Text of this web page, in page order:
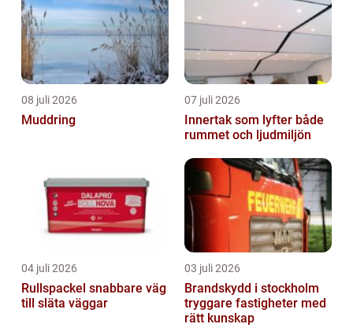
08 juli 2026
Muddring
07 juli 2026
Innertak som lyfter både
rummet och ljudmiljön
04 juli 2026
Rullspackel snabbare väg
till släta väggar
03 juli 2026
Brandskydd i stockholm
tryggare fastigheter med
rätt kunskap